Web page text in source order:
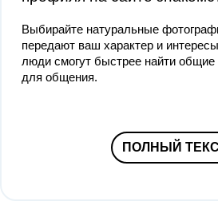
Выбирайте натуральные
передают ваш характер и
люди смогут быстрее найти
для общения.
ПОЛНЫЙ